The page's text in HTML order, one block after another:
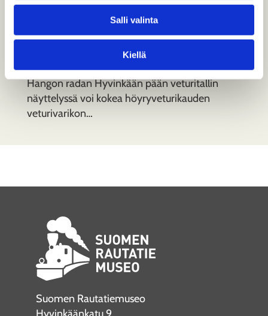
Salli valinta
Kiellä
Hangon radan Hyvinkään pään veturitallin
näyttelyssä voi kokea höyryveturikauden
veturivarikon…
Suomen Rautatiemuseo